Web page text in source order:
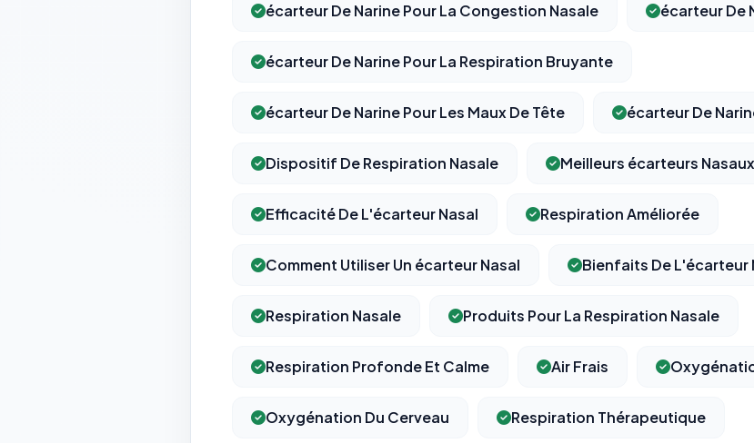
écarteur De Narine Pour La Congestion Nasale écarteur De
écarteur De Narine Pour La Respiration Bruyante
écarteur De Narine Pour Les Maux De Tête écarteur De
Dispositif De Respiration Nasale Meilleurs écarteurs Nasaux
Efficacité De L'écarteur Nasal Respiration Améliorée
Comment Utiliser Un écarteur Nasal Bienfaits De L'écarteur
Respiration Nasale Produits Pour La Respiration Nasale
Respiration Profonde Et Calme Air Frais
Oxygénation Du Cerveau Respiration Thérapeutique